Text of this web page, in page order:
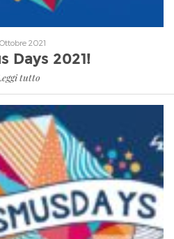
2021
Days 2021!
tutto